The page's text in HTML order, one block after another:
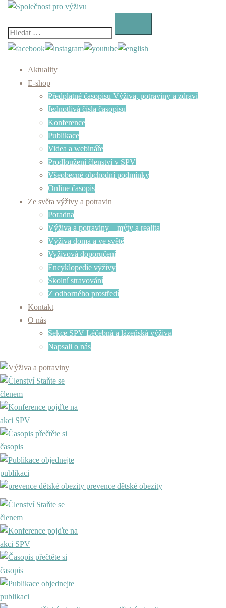
Skip
content
Vyhledávání
Aktuality
E-shop
Předplatné časopisu Výživa, potraviny a zdraví
Jednotlivá čísla časopisu
Konference
Publikace
Videa a webináře
Prodloužení členství v SPV
Všeobecné obchodní podmínky
Online časopis
Ze světa výživy a potravin
Poradna
Výživa a potraviny – mýty a realita
Výživa doma a ve světě
Vyživová doporučení
Encyklopedie výživy
Školní stravování
Z odborného prostředí
Kontakt
O nás
Sekce SPV Léčebná a lázeňská výživa
Napsali o nás
Staňte se
členem
pojďte na
akci SPV
přečtěte si
časopis
objednejte
publikaci
prevence dětské obezity
Staňte se
členem
pojďte na
akci SPV
přečtěte si
časopis
objednejte
publikaci